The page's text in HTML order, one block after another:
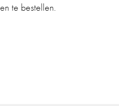
te bestellen.